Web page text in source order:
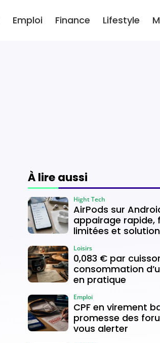
Emploi Finance Lifestyle
À lire aussi
AirPods sur
appairage rapide,
limitées et
Hight Tech
0,083 € par
consommation
en pratique
Loisirs
CPF en virement
promesse des
vous alerter
Emploi